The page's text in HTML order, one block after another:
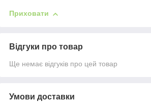
Приховати
Відгуки про товар
Ще немає відгуків про цей товар
Умови доставки